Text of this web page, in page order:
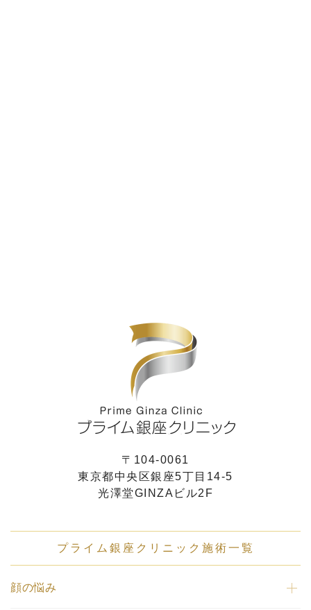
〒104-0061
東京都中央区銀座5丁目14-5
光澤堂GINZAビル2F
プライム銀座クリニック施術一覧
顔の悩み